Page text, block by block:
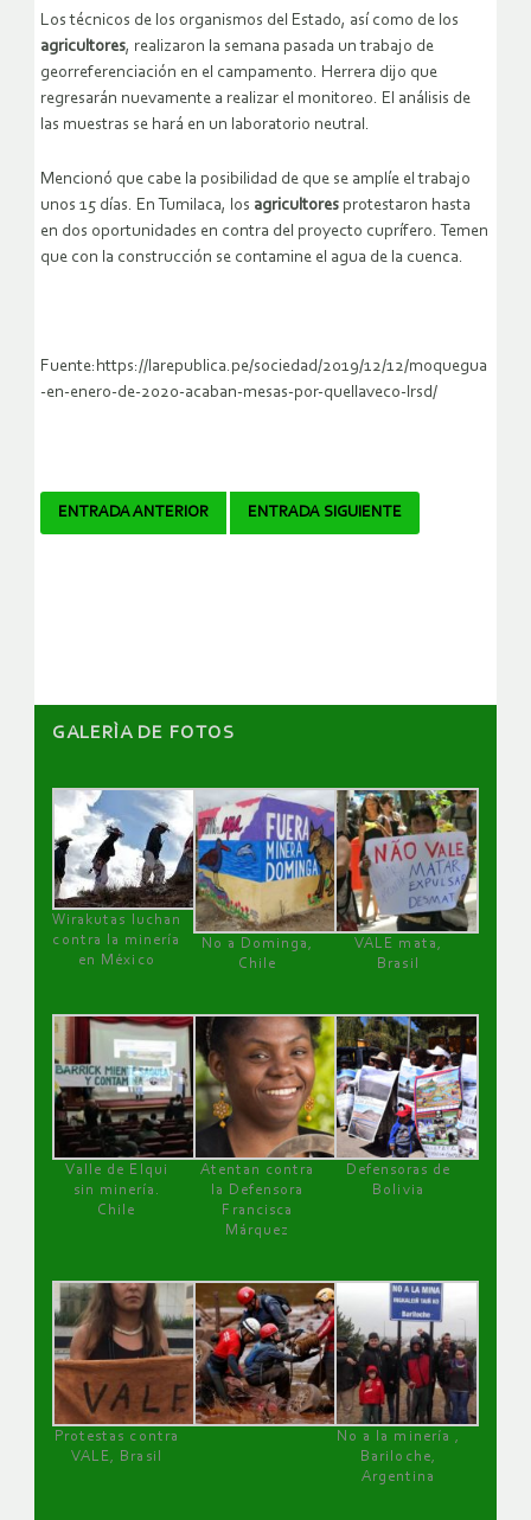
Los técnicos de los organismos del Estado, así como de los
agricultores, realizaron la semana pasada un trabajo de
georreferenciación en el campamento. Herrera dijo que
regresarán nuevamente a realizar el monitoreo. El análisis de
las muestras se hará en un laboratorio neutral.
Mencionó que cabe la posibilidad de que se amplíe el trabajo
unos 15 días. En Tumilaca, los agricultores protestaron hasta
en dos oportunidades en contra del proyecto cuprífero. Temen
que con la construcción se contamine el agua de la cuenca.
Fuente:https://larepublica.pe/sociedad/2019/12/12/moquegua
-en-enero-de-2020-acaban-mesas-por-quellaveco-lrsd/
Navegador
ENTRADA ANTERIOR ENTRADA SIGUIENTE
GALERÌA DE FOTOS
Wirakutas luchan
contra la minería
en México
No a Dominga,
Chile
VALE mata,
Brasil
Valle de Elqui
sin minería.
Chile
Atentan contra
la Defensora
Francisca
Márquez
Defensoras de
Bolivia
Protestas contra
VALE, Brasil
No a la minería ,
Bariloche,
Argentina